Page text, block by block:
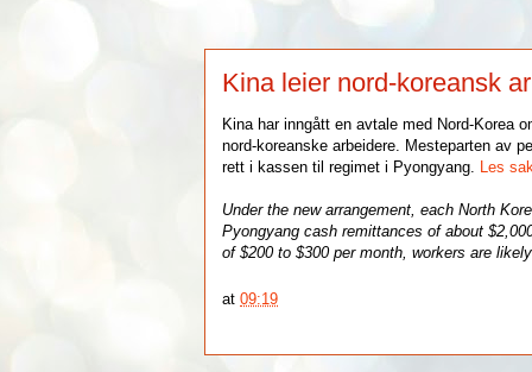
Kina leier nord-koreansk
Kina har inngått en avtale med Nord-Korea
nord-koreanske arbeidere. Mesteparten av
rett i kassen til regimet i Pyongyang. Les
Under the new arrangement, each North
Pyongyang cash remittances of about
of $200 to $300 per month, workers are
at09:19